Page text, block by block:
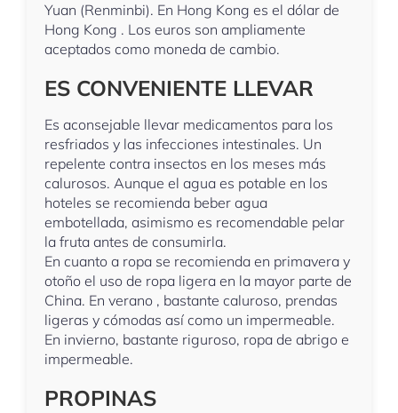
Yuan (Renminbi). En Hong Kong es el dólar de
Hong Kong . Los euros son ampliamente
aceptados como moneda de cambio.
ES CONVENIENTE LLEVAR
Es aconsejable llevar medicamentos para los
resfriados y las infecciones intestinales. Un
repelente contra insectos en los meses más
calurosos. Aunque el agua es potable en los
hoteles se recomienda beber agua
embotellada, asimismo es recomendable pelar
la fruta antes de consumirla.
En cuanto a ropa se recomienda en primavera y
otoño el uso de ropa ligera en la mayor parte de
China. En verano , bastante caluroso, prendas
ligeras y cómodas así como un impermeable.
En invierno, bastante riguroso, ropa de abrigo e
impermeable.
PROPINAS